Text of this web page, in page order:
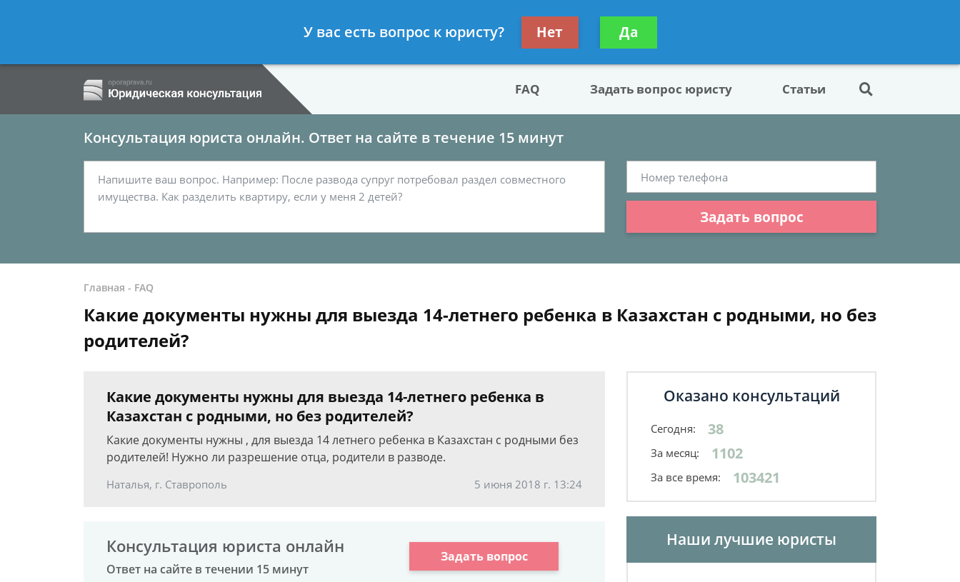
- Семейный юрист, адвокат по разводу
Получите консультацию
бесплатно
FAQ Задать вопрос юристу Статьи
Консультация юриста онлайн. Ответ на сайте в течение 15 минут
Задать вопрос
Главная - FAQ
Какие документы нужны для выезда 14-летнего ребенка в Казахстан с родными, но без
родителей?
Какие документы нужны для выезда 14-летнего ребенка в
Казахстан с родными, но без родителей?
Какие документы нужны , для выезда 14 летнего ребенка в Казахстан с родными без
родителей! Нужно ли разрешение отца, родители в разводе.
Наталья, г. Ставрополь 5 июня 2018 г. 13:24
Консультация юриста онлайн
Ответ на сайте в течении 15 минут
Задать вопрос
Оказано консультаций
Сегодня: 38
За месяц: 1102
За все время: 103421
Наши лучшие юристы
У вас есть вопрос к юристу? Нет Да